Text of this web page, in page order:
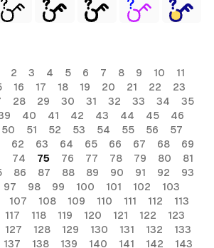
2 3 4 5 6 7 8 9 10
11
16 17 18 19 20 21 22
23
28 29 30 31 32 33 34
35
40 41 42 43 44 45
46
50 51 52 53 54 55 56
57
62 63 64 65 66 67 68
69
74 75 76 77 78 79 80
81
86 87 88 89 90 91 92
93
97 98 99 100 101 102
103
107 108 109 110 111 112
113
117 118 119 120 121 122
123
127 128 129 130 131 132
133
137 138 139 140 141 142 143